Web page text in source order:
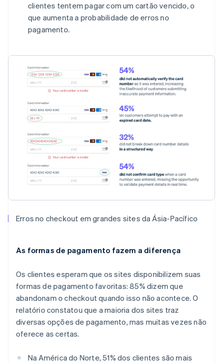
clientes tentem pagar com um cartão vencido, o
que aumenta a probabilidade de erros no
pagamento.
Erros no checkout em grandes sites da Ásia-Pacífico
As formas de pagamento fazem a diferença
Os clientes esperam que os sites disponibilizem suas
formas de pagamento favoritas: 85% dizem que
abandonam o checkout quando isso não acontece. O
relatório constatou que a maioria dos sites traz
diversas opções de pagamento, mas muitas vezes não
oferece as certas.
Na América do Norte, 51% dos clientes são mais
Alemanha
DeutschEnglish
Austrália
English
DeutschEnglish
NederlandsFrançaisDeutschEnglish
Bulgária
Canadá
English Français
China continental
简体中文English
Chipre
English
Croácia
EnglishItaliano
English